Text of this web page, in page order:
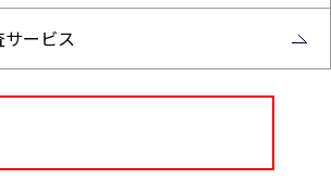
ービス